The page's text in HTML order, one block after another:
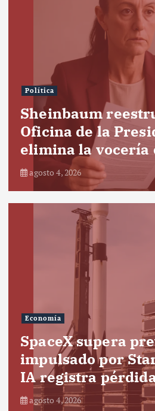
Política
Sheinbaum
Oficina de la
elimina la vocería
agosto 4, 2026
Economía
SpaceX supera
impulsado por
IA registra
agosto 4, 2026